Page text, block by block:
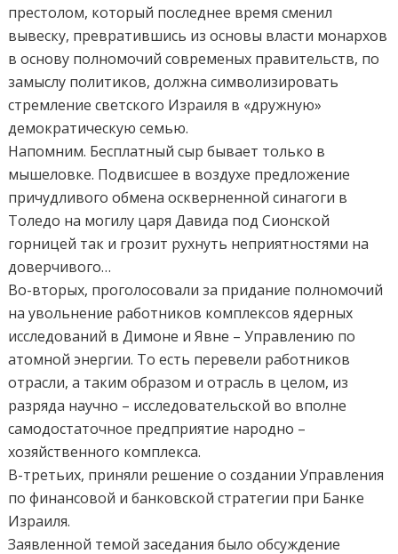
престолом, который последнее время сменил
вывеску, превратившись из основы власти монархов
в основу полномочий современых правительств, по
замыслу политиков, должна символизировать
стремление светского Израиля в «дружную»
демократическую семью.
Напомним. Бесплатный сыр бывает только в
мышеловке. Подвисшее в воздухе предложение
причудливого обмена оскверненной синагоги в
Толедо на могилу царя Давида под Сионской
горницей так и грозит рухнуть неприятностями на
доверчивого…
Во-вторых, проголосовали за придание полномочий
на увольнение работников комплексов ядерных
исследований в Димоне и Явне – Управлению по
атомной энергии. То есть перевели работников
отрасли, а таким образом и отрасль в целом, из
разряда научно – исследовательской во вполне
самодостаточное предприятие народно –
хозяйственного комплекса.
В-третьих, приняли решение о создании Управления
по финансовой и банковской стратегии при Банке
Израиля.
Заявленной темой заседания было обсуждение